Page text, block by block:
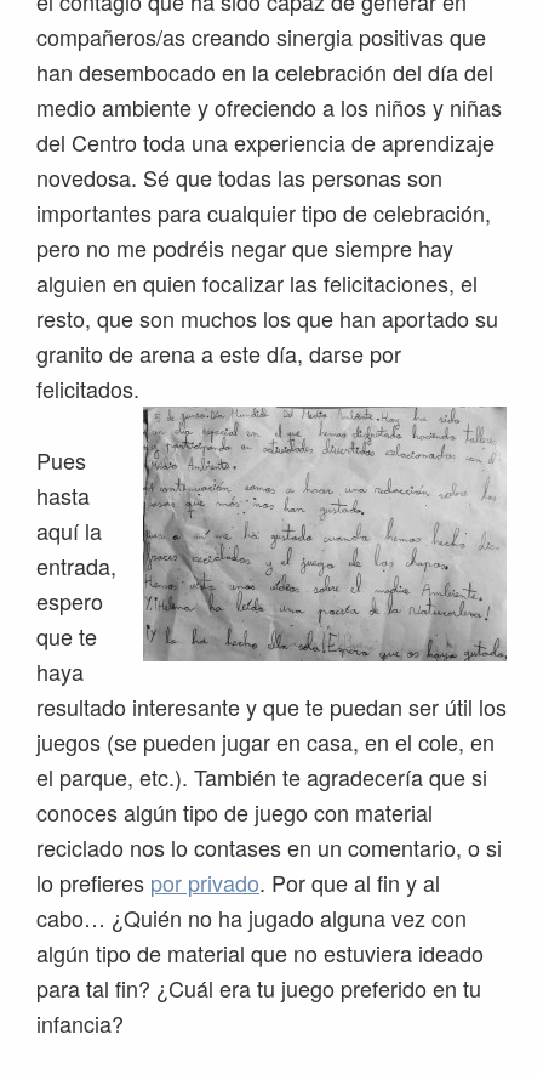
compañeros/as creando sinergia positivas que
han desembocado en la celebración del día del
medio ambiente y ofreciendo a los niños y niñas
del Centro toda una experiencia de aprendizaje
novedosa. Sé que todas las personas son
importantes para cualquier tipo de celebración,
pero no me podréis negar que siempre hay
alguien en quien focalizar las felicitaciones, el
resto, que son muchos los que han aportado su
granito de arena a este día, darse por
felicitados.
Pues
hasta
aquí la
entrada,
espero
que te
haya
resultado interesante y que te puedan ser útil los
juegos (se pueden jugar en casa, en el cole, en
el parque, etc.). También te agradecería que si
conoces algún tipo de juego con material
reciclado nos lo contases en un comentario, o si
lo prefieres por privado. Por que al fin y al
cabo… ¿Quién no ha jugado alguna vez con
algún tipo de material que no estuviera ideado
para tal fin? ¿Cuál era tu juego preferido en tu
infancia?